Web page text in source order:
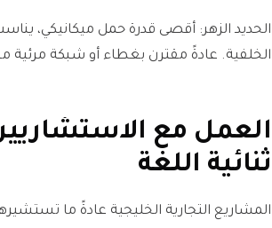
الحديد الزهر: أقصى قدرة حمل ميكانيكي،
الخلفية. عادةً مقترن بغطاء أو شبكة مرئية
العمل مع
ثنائية اللغة